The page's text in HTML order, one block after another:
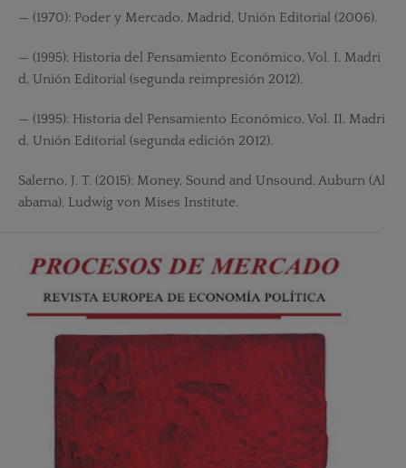
— (1970): Poder y Mercado, Madrid, Unión Editorial (2006).
— (1995): Historia del Pensamiento Económico, Vol. I, Madri
d, Unión Editorial (segunda reimpresión 2012).
— (1995): Historia del Pensamiento Económico, Vol. II, Madri
d, Unión Editorial (segunda edición 2012).
Salerno, J. T. (2015): Money, Sound and Unsound, Auburn (Al
abama), Ludwig von Mises Institute.